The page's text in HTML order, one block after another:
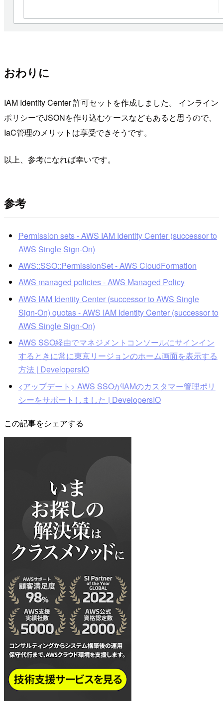
おわりに
IAM Identity Center 許可セットを作成しました。 インライン
ポリシーでJSONを作り込むケースなどもあると思うので、
IaC管理のメリットは享受できそうです。
以上、参考になれば幸いです。
参考
Permission sets - AWS IAM Identity Center (successor to
AWS Single Sign-On)
AWS::SSO::PermissionSet - AWS CloudFormation
AWS managed policies - AWS Managed Policy
AWS IAM Identity Center (successor to AWS Single
Sign-On) quotas - AWS IAM Identity Center (successor to
AWS Single Sign-On)
AWS SSO経由でマネジメントコンソールにサインイン
するときに常に東京リージョンのホーム画面を表示する
方法 | DevelopersIO
<アップデート> AWS SSOがIAMのカスタマー管理ポリ
シーをサポートしました | DevelopersIO
この記事をシェアする